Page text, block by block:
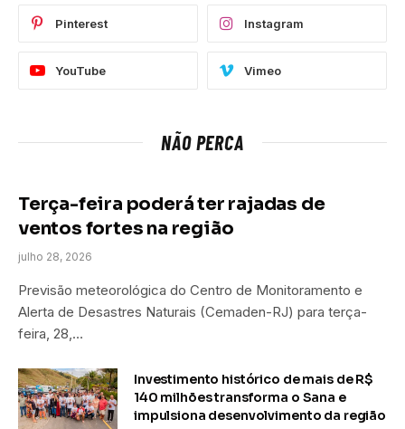
Pinterest Instagram
YouTube Vimeo
NÃO PERCA
Terça-feira poderá ter rajadas de
ventos fortes na região
julho 28, 2026
Previsão meteorológica do Centro de Monitoramento e
Alerta de Desastres Naturais (Cemaden-RJ) para terça-
feira, 28,…
Investimento histórico de mais de R$
140 milhões transforma o Sana e
impulsiona desenvolvimento da região